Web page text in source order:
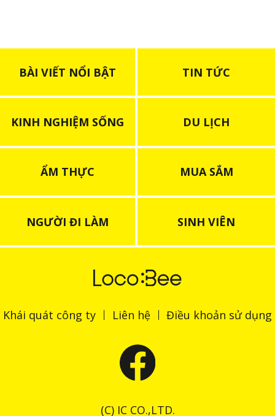
BÀI VIẾT NỔI BẬT TIN TỨC
KINH NGHIỆM SỐNG DU LỊCH
ẨM THỰC MUA SẮM
NGƯỜI ĐI LÀM SINH VIÊN
Khái quát công ty Liên hệ Điều khoản sử dụng
(C) IC CO.,LTD.